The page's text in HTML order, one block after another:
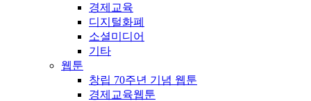
경제교육
디지털화폐
소셜미디어
기타
웹툰
창립 70주년 기념 웹툰
경제교육웹툰